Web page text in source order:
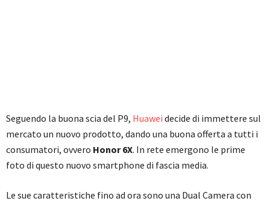
Seguendo la buona scia del P9, Huawei decide di immettere sul
mercato un nuovo prodotto, dando una buona offerta a tutti i
consumatori, ovvero Honor 6X. In rete emergono le prime
foto di questo nuovo smartphone di fascia media.
Le sue caratteristiche fino ad ora sono una Dual Camera con